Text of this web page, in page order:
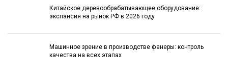
Китайское деревообрабатывающее оборудование:
экспансия на рынок РФ в 2026 году
Машинное зрение в производстве фанеры: контроль
качества на всех этапах